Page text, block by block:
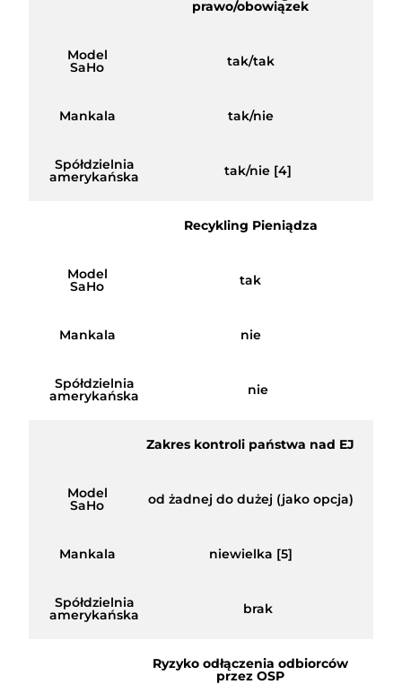
prawo/obowiązek
Model
SaHo tak/tak
Mankala tak/nie
Spółdzielnia
amerykańska tak/nie [4]
Recykling Pieniądza
Model
SaHo tak
Mankala nie
Spółdzielnia
amerykańska nie
Zakres kontroli państwa nad EJ
Model
SaHo od żadnej do dużej (jako opcja)
Mankala niewielka [5]
Spółdzielnia
amerykańska brak
Ryzyko odłączenia odbiorców
przez OSP